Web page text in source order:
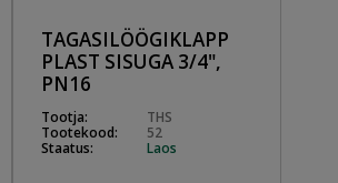
TAGASILÖÖGIKLAPP
PLAST SISUGA 3/4",
PN16
Tootja:
THS
Tootekood:
52
Staatus:
Laos